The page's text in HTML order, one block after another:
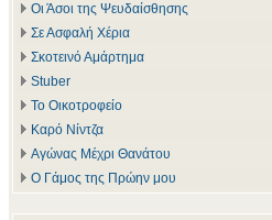
Οι Άσοι της Ψευδαίσθησης
Σε Ασφαλή Χέρια
Σκοτεινό Αμάρτημα
Stuber
Το Οικοτροφείο
Καρό Νίντζα
Αγώνας Μέχρι Θανάτου
Ο Γάμος της Πρώην μου